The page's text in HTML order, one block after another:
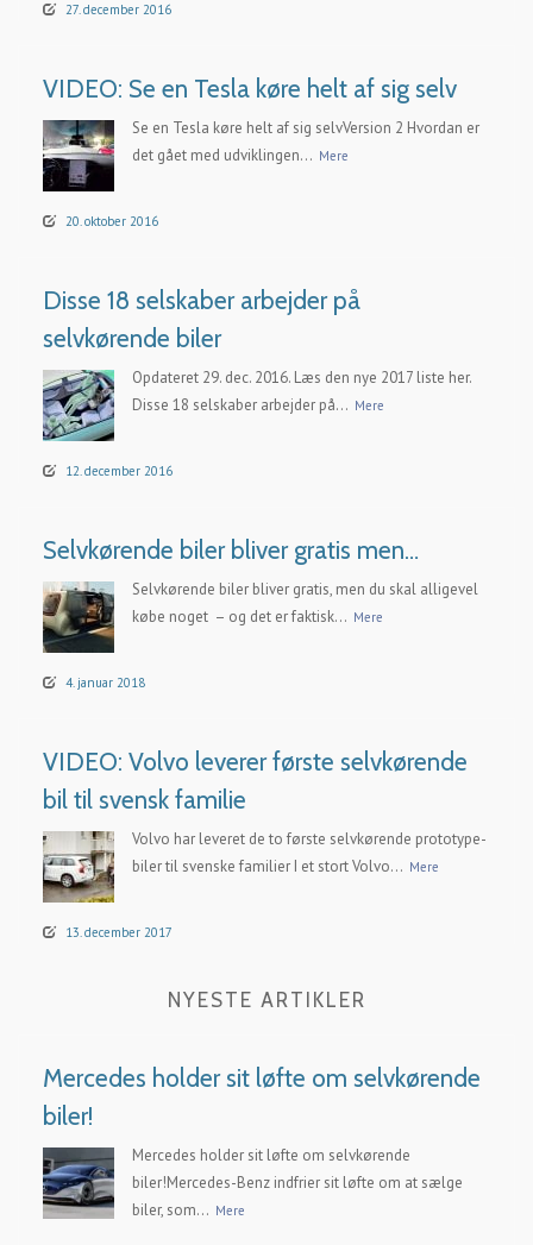
27. december 2016
VIDEO: Se en Tesla køre helt af sig selv
Se en Tesla køre helt af sig selvVersion 2 Hvordan er
det gået med udviklingen... Mere
20. oktober 2016
Disse 18 selskaber arbejder på
selvkørende biler
Opdateret 29. dec. 2016. Læs den nye 2017 liste her.
Disse 18 selskaber arbejder på... Mere
12. december 2016
Selvkørende biler bliver gratis men…
Selvkørende biler bliver gratis, men du skal alligevel
købe noget – og det er faktisk... Mere
4. januar 2018
VIDEO: Volvo leverer første selvkørende
bil til svensk familie
Volvo har leveret de to første selvkørende prototype-
biler til svenske familier I et stort Volvo... Mere
13. december 2017
NYESTE ARTIKLER
Mercedes holder sit løfte om selvkørende
biler!
Mercedes holder sit løfte om selvkørende
biler!Mercedes-Benz indfrier sit løfte om at sælge
biler, som... Mere